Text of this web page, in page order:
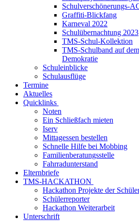
Schulverschönerungs-
Graffiti-Blickfang
Karneval 2022
Schulübernachtung 2023
TMS-Schul-Kollektion
TMS-Schulband auf
Demokratie
Schuleinblicke
Schulausflüge
Termine
Aktuelles
Quicklinks
Noten
Ein Schließfach mieten
Iserv
Mittagessen bestellen
Schnelle Hilfe bei Mobbing
Familienberatungsstelle
Fahrradunterstand
Elternbriefe
TMS-HACKATHON
Hackathon Projekte der
Schülerreporter
Hackathon Weiterarbeit
Unterschrift